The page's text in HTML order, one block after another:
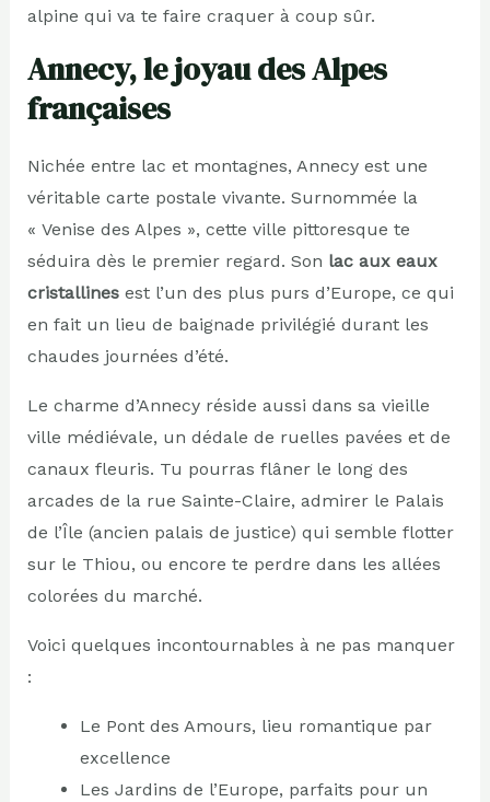
alpine qui va te faire craquer à coup sûr.
Annecy, le joyau des Alpes
françaises
Nichée entre lac et montagnes, Annecy est une
véritable carte postale vivante. Surnommée la
« Venise des Alpes », cette ville pittoresque te
séduira dès le premier regard. Son lac aux eaux
cristallinesest l’un des plus purs d’Europe, ce qui
en fait un lieu de baignade privilégié durant les
chaudes journées d’été.
Le charme d’Annecy réside aussi dans sa vieille
ville médiévale, un dédale de ruelles pavées et de
canaux fleuris. Tu pourras flâner le long des
arcades de la rue Sainte-Claire, admirer le Palais
de l’Île (ancien palais de justice) qui semble flotter
sur le Thiou, ou encore te perdre dans les allées
colorées du marché.
Voici quelques incontournables à ne pas manquer
:
Le Pont des Amours, lieu romantique par
excellence
Les Jardins de l’Europe, parfaits pour un